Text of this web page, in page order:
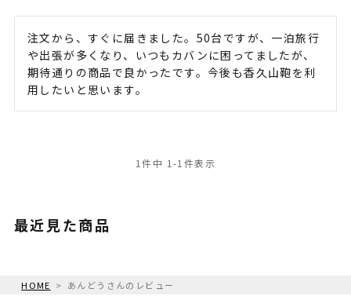
注文から、すぐに届きました。50台ですが、一泊旅行
や出張が多くなり、いつもカバンに困ってましたが、
期待通りの商品で良かったです。今後も香久山鞄を利
用したいと思います。
1件中 1 -1 件表示
最近見た商品
HOME あんどうさんのレビュー